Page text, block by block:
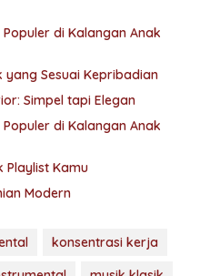
di Kalangan Anak
yang Sesuai Kepribadian
Simpel tapi Elegan
di Kalangan Anak
Playlist Kamu
Modern
konsentrasi kerja